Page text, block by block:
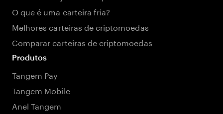
O que é uma carteira fria?
Melhores carteiras de criptomoedas
Comparar carteiras de criptomoedas
Produtos
Tangem Pay
Tangem Mobile
Anel Tangem